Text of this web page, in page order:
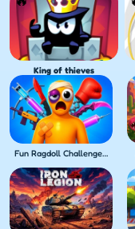
King of thieves
Fun Ragdoll Challenge! Mini Games Collection!